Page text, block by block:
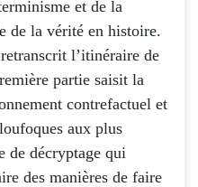
et de la
de la vérité en histoire.
l’itinéraire de
partie saisit la
contrefactuel et
aux plus
de décryptage qui
des manières de faire